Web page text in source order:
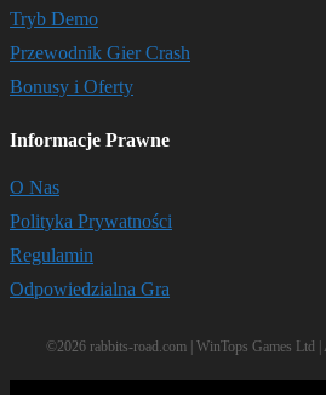
Tryb Demo
Przewodnik Gier Crash
Bonusy i Oferty
Informacje Prawne
O Nas
Polityka Prywatności
Regulamin
Odpowiedzialna Gra
©2026 rabbits-road.com | WinTops Games Ltd |